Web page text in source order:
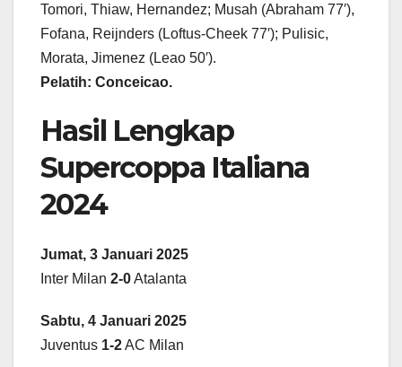
Tomori, Thiaw, Hernandez; Musah (Abraham 77′),
Fofana, Reijnders (Loftus-Cheek 77′); Pulisic,
Morata, Jimenez (Leao 50′).
Pelatih: Conceicao.
Hasil Lengkap
Supercoppa Italiana
2024
Jumat, 3 Januari 2025
Inter Milan 2-0Atalanta
Sabtu, 4 Januari 2025
Juventus 1-2AC Milan